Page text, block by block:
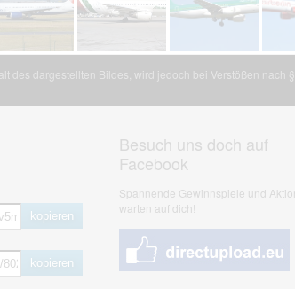
dargestellten Bildes, wird jedoch bei Verstößen nach
kopieren
kopieren
Besuch uns doch auf
Facebook
Spannende Gewinnspiele und
warten auf dich!